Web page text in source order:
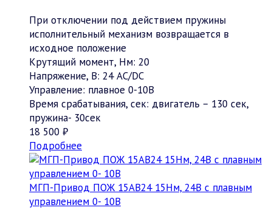
При отключении под действием пружины
исполнительный механизм возвращается в
исходное положение
Крутящий момент, Нм: 20
Напряжение, В: 24 АC/DC
Управление: плавное 0-10В
Время срабатывания, сек: двигатель – 130 сек,
пружина- 30сек
18 500 ₽
Подробнее
МГП-Привод ПОЖ 15АВ24 15Нм, 24В с плавным
управлением 0- 10В